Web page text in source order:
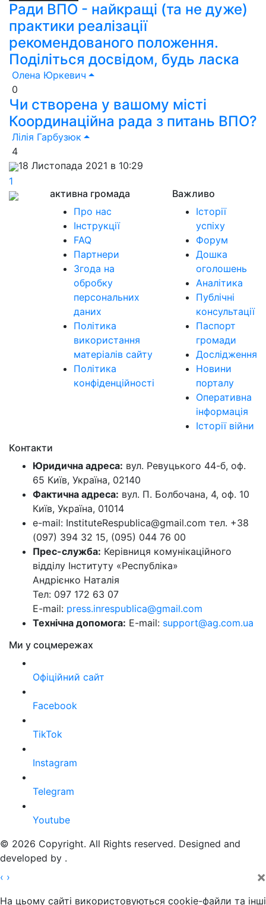
Ради ВПО - найкращі (та не дуже)
практики реалізації
рекомендованого положення.
Поділіться досвідом, будь ласка
Олена Юркевич
0
Чи створена у вашому місті
Координаційна рада з питань ВПО?
Лілія Гарбузюк
4
18 Листопада 2021 в 10:29
1
активна громада
Про нас
Інструкції
FAQ
Партнери
Згода на
обробку
персональних
даних
Політика
використання
матеріалів сайту
Політика
конфіденційності
Важливо
Історії
успіху
Форум
Дошка
оголошень
Аналітика
Публічні
консультації
Паспорт
громади
Дослідження
Новини
порталу
Оперативна
інформація
Історії війни
Контакти
Юридична адреса: вул. Ревуцького 44-б, оф.
65 Київ, Україна, 02140
Фактична адреса: вул. П. Болбочана, 4, оф. 10
Київ, Україна, 01014
e-mail: InstituteRespublica@gmail.com тел. +38
(097) 394 32 15, (095) 044 76 00
Прес-служба: Керівниця комунікаційного
відділу Інституту «Республіка»
Андрієнко Наталія
Тел: 097 172 63 07
E-mail: press.inrespublica@gmail.com
Технічна допомога: E-mail: support@ag.com.ua
Ми у соцмережах
Офіційний сайт
Facebook
TikTok
Instagram
Telegram
Youtube
© 2026 Copyright. All Rights reserved. Designed and
developed by .
‹ › ×
На цьому сайті використовуються cookie-файли та інші